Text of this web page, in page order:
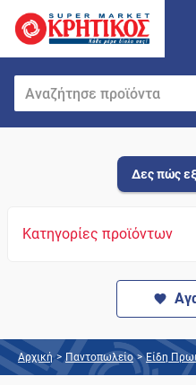
Δες πώς
Κατηγορίες προϊόντων
Αρχική > Παντοπωλείο > Είδη